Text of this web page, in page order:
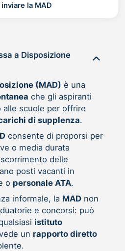
la MAD
(MAD) è una
che gli aspiranti
alle scuole per offrire
di supplenza.
consente di proporsi per
o media durata
delle
posti vacanti in
o personale ATA.
informale, la MADnon
e concorsi: può
istituto
un rapporto diretto